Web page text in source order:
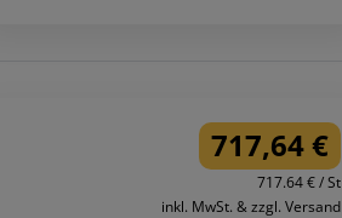
717,64 €
717.64 € / St
inkl. MwSt. & zzgl. Versand